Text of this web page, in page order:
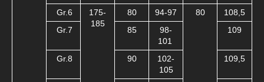
Gr.6
175-
185
80 94-97 80
108,5
Gr.7
85
98-
101
109
Gr.8 90
102-
105
109,5